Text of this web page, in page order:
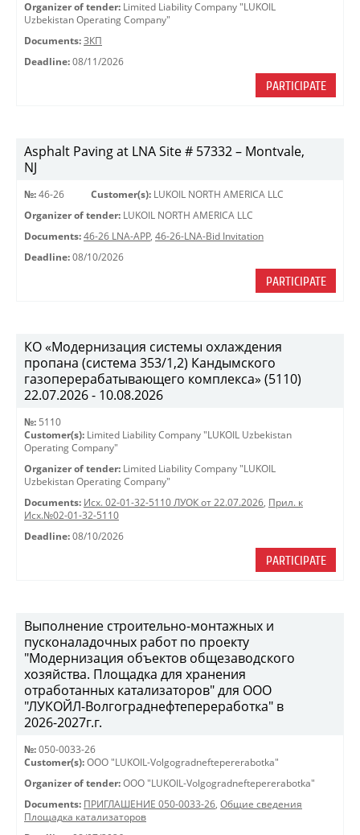
Organizer of tender: Limited Liability Company "LUKOIL
Uzbekistan Operating Company"
Documents: ЗКП
Deadline: 08/11/2026
PARTICIPATE
Asphalt Paving at LNA Site # 57332 – Montvale,
NJ
№: 46-26 Customer(s): LUKOIL NORTH AMERICA LLC
Organizer of tender: LUKOIL NORTH AMERICA LLC
Documents: 46-26 LNA-APP, 46-26-LNA-Bid Invitation
Deadline: 08/10/2026
PARTICIPATE
КО «Модернизация системы охлаждения
пропана (система 353/1,2) Кандымского
газоперерабатывающего комплекса» (5110)
22.07.2026 - 10.08.2026
№: 5110
Customer(s): Limited Liability Company "LUKOIL Uzbekistan
Operating Company"
Organizer of tender: Limited Liability Company "LUKOIL
Uzbekistan Operating Company"
Documents: Исх. 02-01-32-5110 ЛУОК от 22.07.2026, Прил. к
Исх.№02-01-32-5110
Deadline: 08/10/2026
PARTICIPATE
Выполнение строительно-монтажных и
пусконаладочных работ по проекту
"Модернизация объектов общезаводского
хозяйства. Площадка для хранения
отработанных катализаторов" для ООО
"ЛУКОЙЛ-Волгограднефтепереработка" в
2026-2027г.г.
№: 050-0033-26
Customer(s): OOO "LUKOIL-Volgogradneftepererabotka"
Organizer of tender: OOO "LUKOIL-Volgogradneftepererabotka"
Documents: ПРИГЛАШЕНИЕ 050-0033-26, Общие сведения
Площадка катализаторов